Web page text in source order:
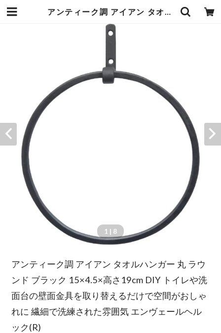
アンティーク調 アイアン タオルハンガー 丸 ラウンド ブラック 15×4.5×高さ19cm DIY トイレや洗面台の壁面金具を取り替えるだけで空間がおしゃれに 繊細で洗練された雰囲気 エンヴェールヘルック(R) | エンジュール
1 | 8
アンティーク調 アイアン タオルハンガー 丸 ラウ
ンド ブラック 15×4.5×高さ19cm DIY トイレや洗
面台の壁面金具を取り替えるだけで空間がおしゃ
れに 繊細で洗練された雰囲気 エンヴェールヘル
ック(R)